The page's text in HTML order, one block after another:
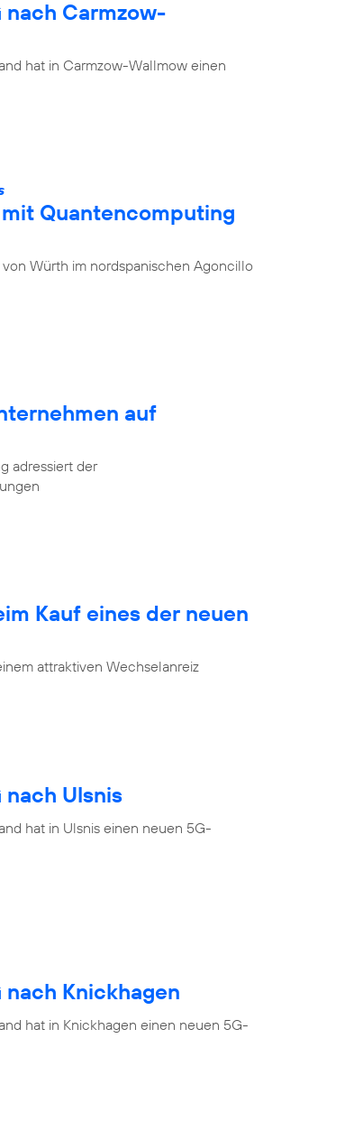
Carmzow-
hat in Carmzow-Wallmow einen
Quantencomputing
Würth im nordspanischen Agoncillo
auf
adressiert der
Kauf eines der neuen
attraktiven Wechselanreiz
Ulsnis
hat in Ulsnis einen neuen 5G-
Knickhagen
hat in Knickhagen einen neuen 5G-